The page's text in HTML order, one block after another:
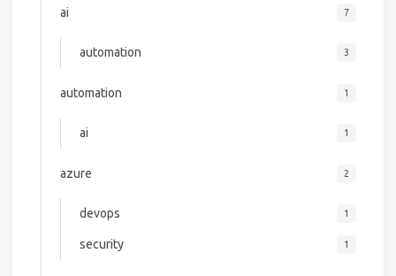
ai 7
automation 3
automation 1
ai 1
azure 2
devops 1
security 1